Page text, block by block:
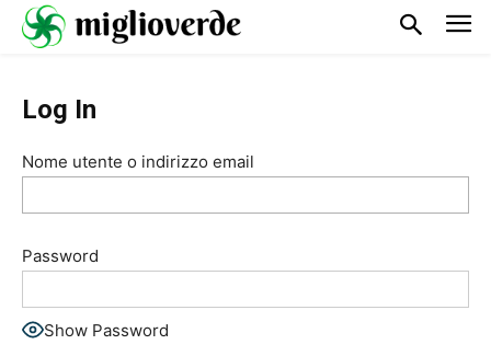
Log In
Nome utente o indirizzo email
Password
Show Password